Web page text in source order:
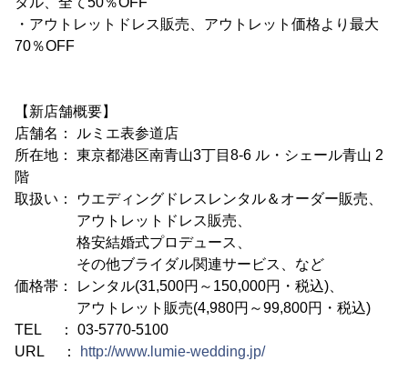
・アウトレットドレス販売、アウトレット価格より最大
70％OFF
【新店舗概要】
店舗名： ルミエ表参道店
所在地： 東京都港区南青山3丁目8-6 ル・シェール青山 2
階
取扱い： ウエディングドレスレンタル＆オーダー販売、
アウトレットドレス販売、
格安結婚式プロデュース、
その他ブライダル関連サービス、など
価格帯： レンタル(31,500円～150,000円・税込)、
アウトレット販売(4,980円～99,800円・税込)
TEL ： 03-5770-5100
URL ：
http://www.lumie-wedding.jp/